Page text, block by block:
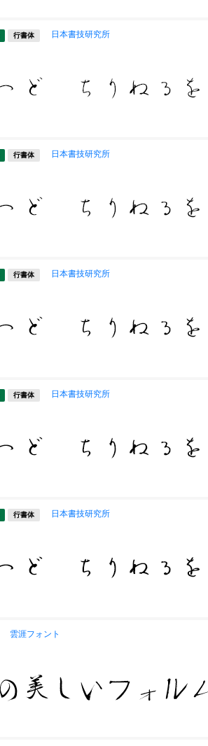
行書体 日本書技研究所
行書体 日本書技研究所
行書体 日本書技研究所
行書体 日本書技研究所
行書体 日本書技研究所
雲涯フォント